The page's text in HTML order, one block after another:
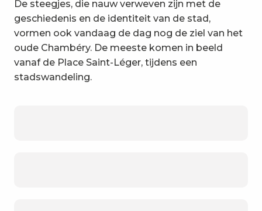
De steegjes, die nauw verweven zijn met de
geschiedenis en de identiteit van de stad,
vormen ook vandaag de dag nog de ziel van het
oude Chambéry. De meeste komen in beeld
vanaf de Place Saint-Léger, tijdens een
stadswandeling.